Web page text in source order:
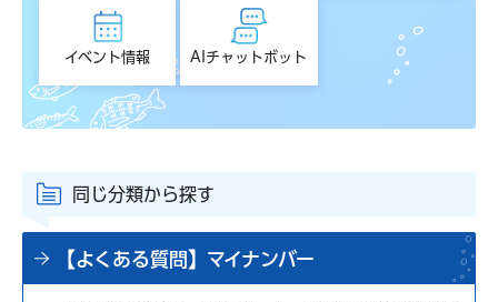
イベント情報 AIチャットボット
同じ分類から探す
【よくある質問】マイナンバー